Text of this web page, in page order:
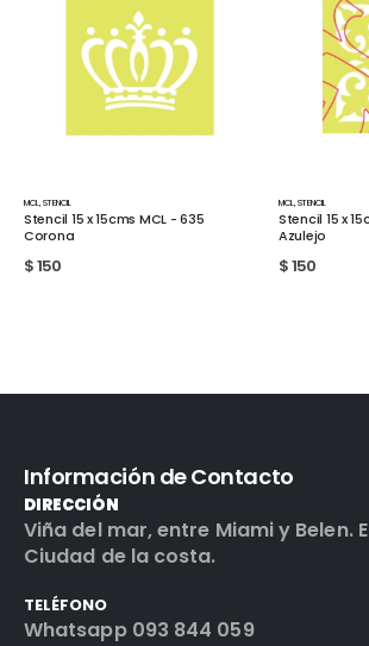
Stencil 15 x 15cms MCL - 2010
Información de Contacto
DIRECCIÓN
Viña del mar, entre Miami y Belen.
Ciudad de la costa.
TELÉFONO
Whatsapp 093 844 059